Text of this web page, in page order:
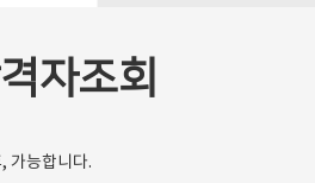
자조회
가능합니다.